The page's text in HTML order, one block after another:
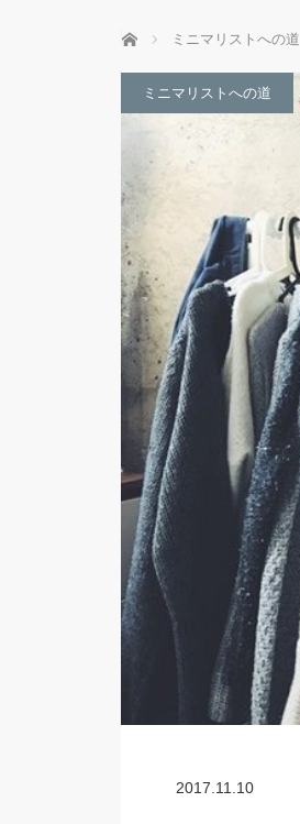
ホーム ミニマリストへの道
ミニマリストへの道
2017.11.10